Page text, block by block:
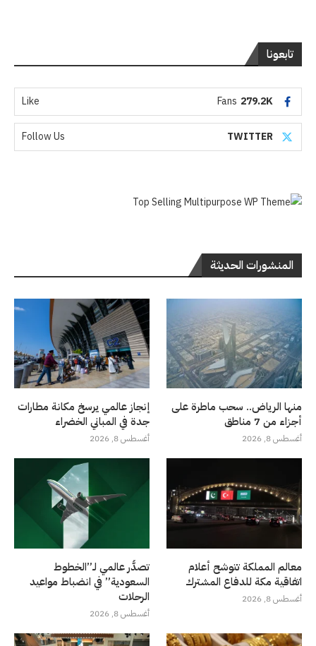
تابعونا
279.2K
Fans
Like
TWITTER
Follow Us
المنشورات الحديثة
منها الرياض.. سحب ماطرة على
أجزاء من 7 مناطق
أغسطس 8, 2026
إنجاز عالمي يرسخ مكانة مطارات
جدة في المباني الخضراء
أغسطس 8, 2026
معالم المملكة تتوشح أعلام
اتفاقية مكة للدفاع المشترك
أغسطس 8, 2026
تصدُّر عالمي لـ”الخطوط
السعودية” في انضباط مواعيد
الرحلات
أغسطس 8, 2026